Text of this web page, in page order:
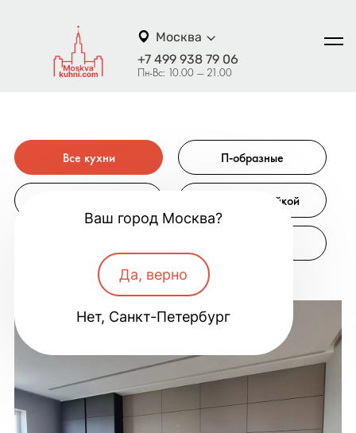
Москва
+7 499 938 79 06
Пн-Вс: 10.00 — 21.00
Ваш город Москва?
Да, верно
Нет, Санкт-Петербург
Все кухни П-образные
С барной стойкой